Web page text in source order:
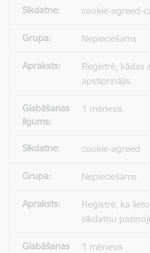
cookie-agreed-
Nepieciešams
Reģistrē, kādas
apstiprinājis.
1 mēnesis
cookie-agreed
Nepieciešams
Reģistrē, ka
sīkdatņu
1 mēnesis